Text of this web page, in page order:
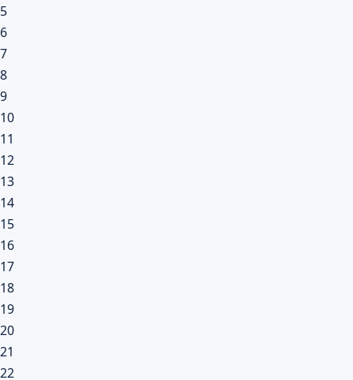
5
6
7
8
9
10
11
12
13
14
15
16
17
18
19
20
21
22